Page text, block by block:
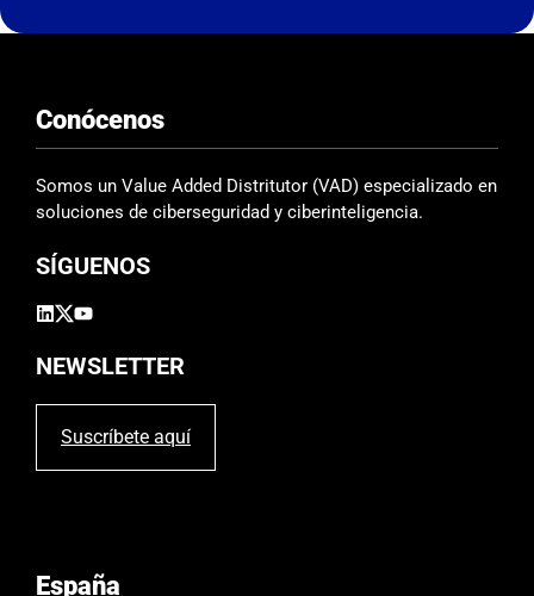
s
c
a
m
p
v
c
o
.
Conócenos
Somos un Value Added Distritutor (VAD) especializado en
soluciones de ciberseguridad y ciberinteligencia.
SÍGUENOS
NEWSLETTER
Suscríbete aquí
España